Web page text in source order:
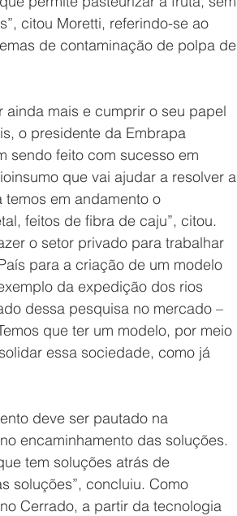
citou Moretti, referindo-se ao
de contaminação de polpa de
mais e cumprir o seu papel
o presidente da Embrapa
sendo feito com sucesso em
que vai ajudar a resolver a
em andamento o
feitos de fibra de caju”, citou.
o setor privado para trabalhar
para a criação de um modelo
da expedição dos rios
dessa pesquisa no mercado –
que ter um modelo, por meio
essa sociedade, como já
deve ser pautado na
encaminhamento das soluções.
tem soluções atrás de
soluções”, concluiu. Como
Cerrado, a partir da tecnologia